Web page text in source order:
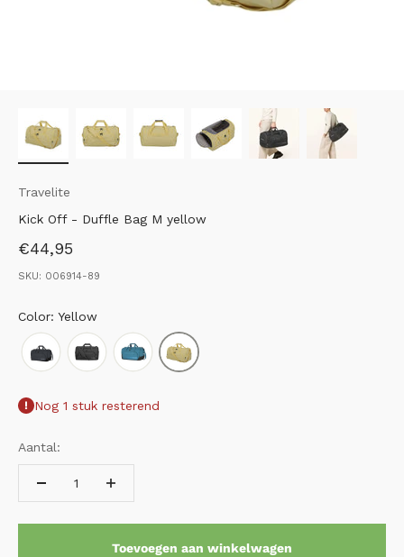
Travelite
Kick Off - Duffle Bag M yellow
Aanbiedingsprijs
€44,95
SKU: 006914-89
Color: Yellow
Nog 1 stuk resterend
Aantal:
Toevoegen aan winkelwagen